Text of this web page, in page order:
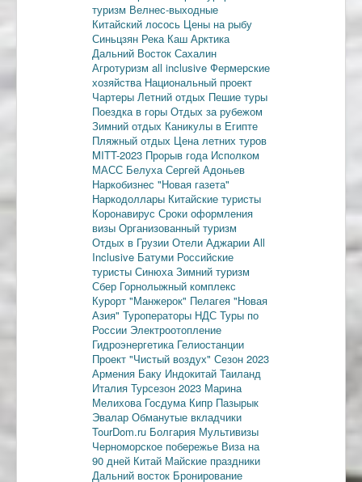
туризм Велнес-выходные
Китайский лосось Цены на рыбу
Синьцзян Река Каш Арктика
Дальний Восток Сахалин
Агротуризм all inclusive Фермерские
хозяйства Национальный проект
Чартеры Летний отдых Пешие туры
Поездка в горы Отдых за рубежом
Зимний отдых Каникулы в Египте
Пляжный отдых Цена летних туров
MITT-2023 Прорыв года Исполком
МАСС БелухаСергей Адоньев
Наркобизнес "Новая газета"
Наркодоллары Китайские туристы
Коронавирус Сроки оформления
визы Организованный туризм
Отдых в Грузии Отели Аджарии All
Inclusive Батуми Российские
туристы СинюхаЗимний туризм
Сбер Горнолыжный комплекс
Курорт "Манжерок" Пелагея "Новая
Азия" Туроператоры НДС Туры по
России Электроотопление
Гидроэнергетика Гелиостанции
Проект "Чистый воздух" Сезон 2023
Армения Баку Индокитай Таиланд
Италия Турсезон 2023 Марина
Мелихова Госдума Кипр Пазырык
Эвалар Обманутые вкладчики
TourDom.ru Болгария Мультивизы
Черноморское побережье Виза на
90 дней Китай Майские праздники
Дальний восток Бронирование